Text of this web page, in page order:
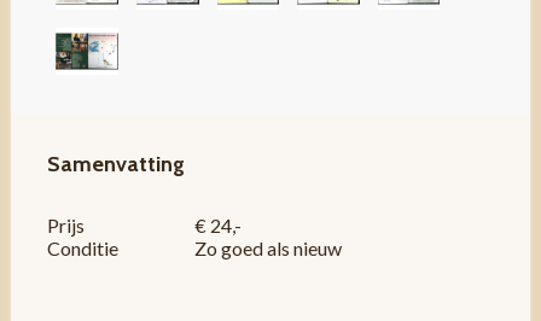
Samenvatting
Prijs
€ 24,-
Conditie
Zo goed als nieuw